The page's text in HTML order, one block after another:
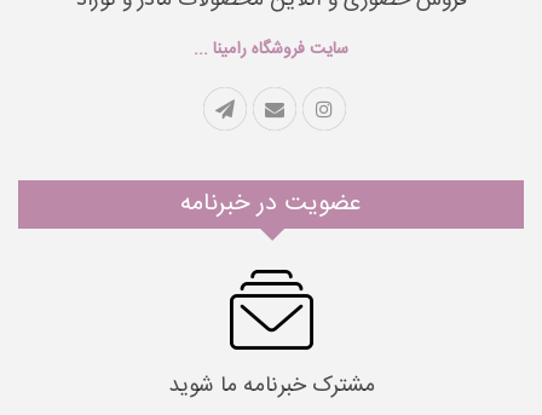
سایت فروشگاه رامینا ...
عضویت در خبرنامه
مشترک خبرنامه ما شوید